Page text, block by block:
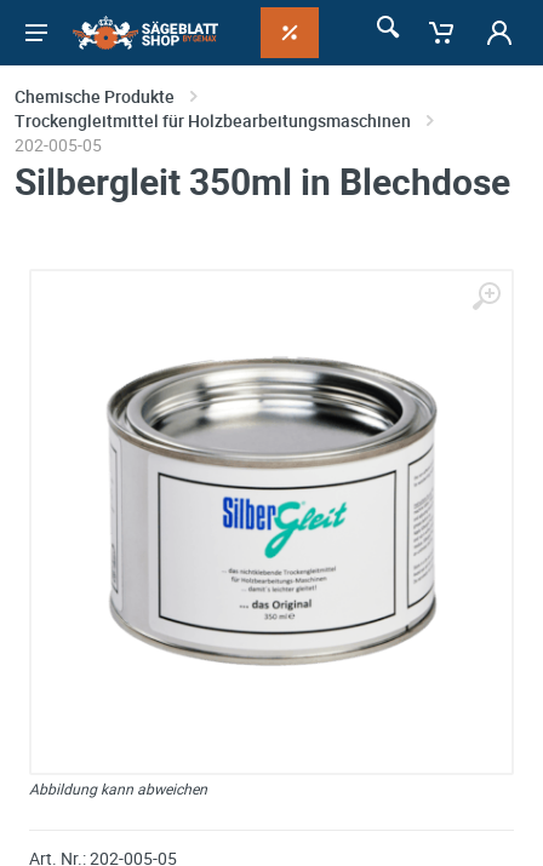
Chemische Produkte
Trockengleitmittel für Holzbearbeitungsmaschinen
202-005-05
Silbergleit 350ml in Blechdose
Abbildung kann abweichen
Art. Nr.:202-005-05